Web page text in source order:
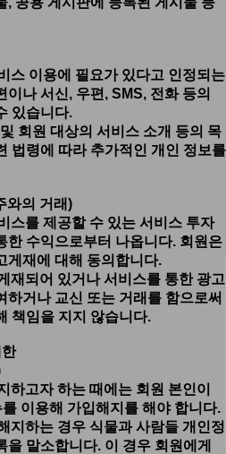
스 이용에 필요가 있다고 인정되는
나 서신, 우편, SMS, 전화 등의
있습니다.
회원 대상의 서비스 소개 등의 목
법령에 따라 추가적인 개인 정보를
와의 거래)
스를 제공할 수 있는 서비스 투자
한 수익으로부터 나옵니다. 회원은
게재에 대해 동의합니다.
되어 있거나 서비스를 통한 광고
하거나 교신 또는 거래를 함으로써
책임을 지지 않습니다.
한
고자 하는 때에는 회원 본인이
이용해 가입해지를 해야 합니다.
하는 경우 식물과 사람들 개인정
을 말소합니다. 이 경우 회원에게